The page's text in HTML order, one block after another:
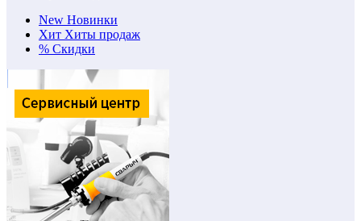
New Новинки
Хит Хиты продаж
% Скидки